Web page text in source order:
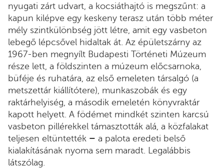
nyugati zárt udvart, a kocsiáthajtó is megszűnt: a
kapun kilépve egy keskeny terasz után több méter
mély szintkülönbség jött létre, amit egy vasbeton
lebegő lépcsővel hidaltak át. Az épületszárny az
1967-ben megnyílt Budapesti Történeti Múzeum
része lett, a földszinten a múzeum előcsarnoka,
büféje és ruhatára, az első emeleten társalgó (a
metszettár kiállítótere), munkaszobák és egy
raktárhelyiség, a második emeletén könyvraktár
kapott helyett. A födémet mindkét szinten karcsú
vasbeton pillérekkel támasztották alá, a közfalakat
teljesen eltüntették – a palota eredeti belső
kialakításának nyoma sem maradt. Legalábbis
látszólag.